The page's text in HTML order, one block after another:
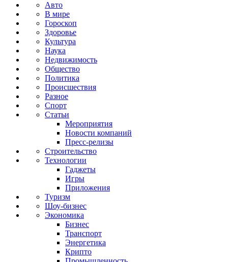
Авто
В мире
Гороскоп
Здоровье
Культура
Наука
Недвижимость
Общество
Политика
Происшествия
Разное
Спорт
Статьи
Мероприятия
Новости компаний
Пресс-релизы
Строительство
Технологии
Гаджеты
Игры
Приложения
Туризм
Шоу-бизнес
Экономика
Бизнес
Транспорт
Энергетика
Крипто